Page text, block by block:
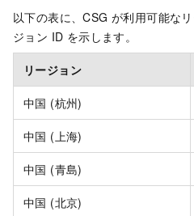
以下の表に、CSG が利用可能な
ジョン ID を示します。
リージョン
中国 (杭州)
中国 (上海)
中国 (青島)
中国 (北京)